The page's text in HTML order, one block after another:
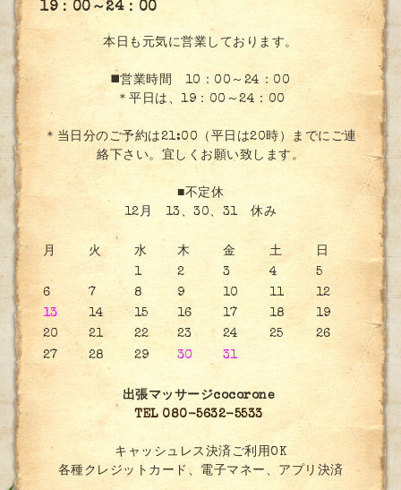
19：00～24：00
本日も元気に営業しております。
◼️営業時間 10：00～24：00
＊平日は、19：00～24：00
＊当日分のご予約は21:00（平日は20時）までにご連
絡下さい。宜しくお願い致します。
■不定休
12月 13、30、31 休み
月 火 水 木 金 土
日
1
2 3 4
5
6
7 8 9 10 11
12
13
14 15 16 17 18
19
20
21 22 23 24 25
26
27
28 29 30 31
出張マッサージcocorone
TEL 080-5632-5533
キャッシュレス決済ご利用OK
各種クレジットカード、電子マネー、アプリ決済